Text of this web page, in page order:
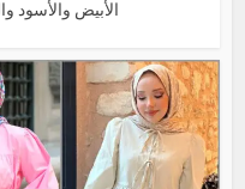
الأبيض والأسود